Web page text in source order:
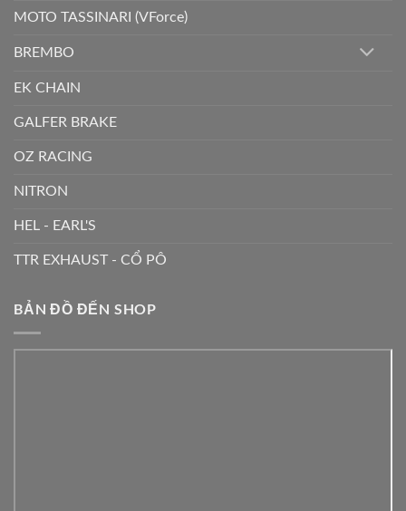
MOTO TASSINARI (VForce)
BREMBO
EK CHAIN
GALFER BRAKE
OZ RACING
NITRON
HEL - EARL'S
TTR EXHAUST - CỔ PÔ
BẢN ĐỒ ĐẾN SHOP